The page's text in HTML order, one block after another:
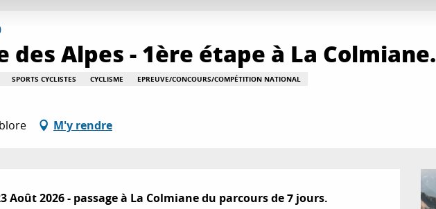
des Alpes - 1ère étape à La Colmiane.
SPORTS CYCLISTES CYCLISME EPREUVE/CONCOURS/COMPÉTITION NATIONAL
M'y rendre
Août 2026 - passage à La Colmiane du parcours de 7 jours.